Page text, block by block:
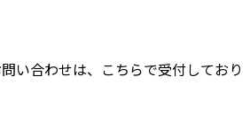
い合わせは、こちらで受付しており